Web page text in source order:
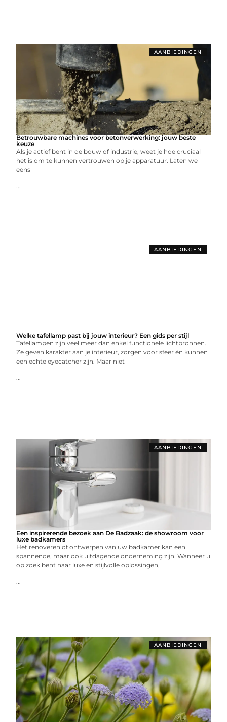
AANBIEDINGEN
Betrouwbare machines voor betonverwerking: jouw beste
keuze
Als je actief bent in de bouw of industrie, weet je hoe cruciaal
het is om te kunnen vertrouwen op je apparatuur. Laten we
eens
...
AANBIEDINGEN
Welke tafellamp past bij jouw interieur? Een gids per stijl
Tafellampen zijn veel meer dan enkel functionele lichtbronnen.
Ze geven karakter aan je interieur, zorgen voor sfeer én kunnen
een echte eyecatcher zijn. Maar niet
...
AANBIEDINGEN
Een inspirerende bezoek aan De Badzaak: de showroom voor
luxe badkamers
Het renoveren of ontwerpen van uw badkamer kan een
spannende, maar ook uitdagende onderneming zijn. Wanneer u
op zoek bent naar luxe en stijlvolle oplossingen,
...
AANBIEDINGEN